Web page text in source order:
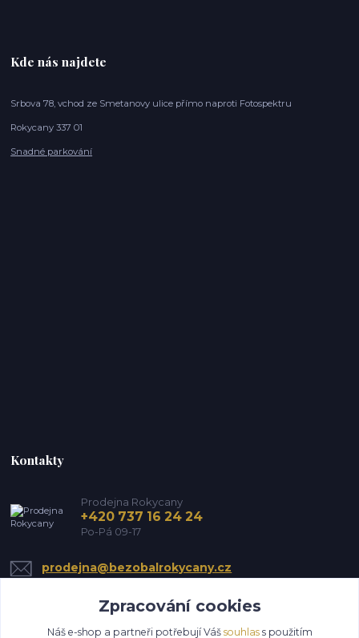
Kde nás najdete
Srbova 78, vchod ze Smetanovy ulice přímo naproti Fotospektru
Rokycany 337 01
Snadné parkování
Kontakty
Prodejna Rokycany
+420 737 16 24 24
Po-Pá 09-17
prodejna@bezobalrokycany.cz
Zpracování cookies
Náš e-shop a partneři potřebují Váš souhlass použitím